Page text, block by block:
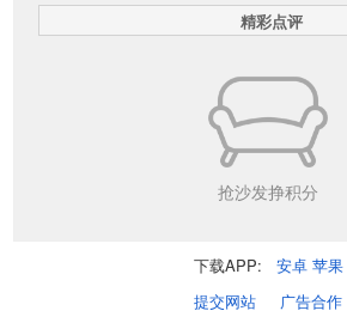
精彩点评
抢沙发挣积分
下载APP: 安卓 苹果
提交网站
广告合作